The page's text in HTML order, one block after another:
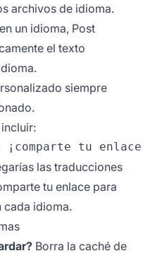
archivos de idioma.
un idioma, Post
el texto
siempre
las traducciones
tu enlace para
cada idioma.
Borra la caché de